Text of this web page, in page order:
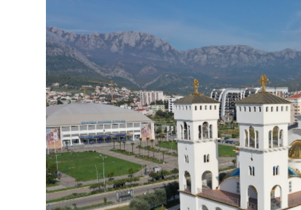
Опљачкан
И
Оскрнављен
Саборни
Храм
Светог
Јована
Владимира